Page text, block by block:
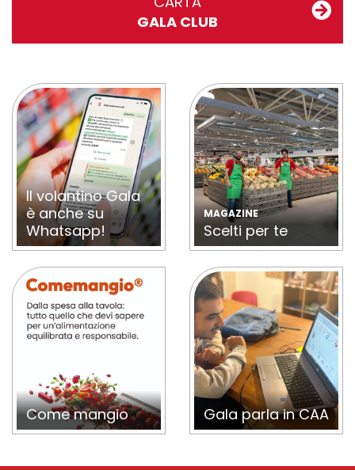
GALA CLUB
Il volantino Gala
è anche su
Whatsapp!
MAGAZINE
Scelti per te
Come mangio Gala parla in CAA